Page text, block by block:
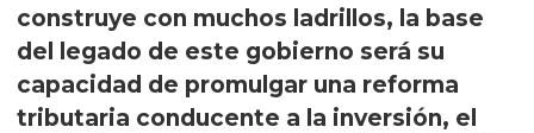
construye con muchos ladrillos, la base
del legado de este gobierno será su
capacidad de promulgar una reforma
tributaria conducente a la inversión, el